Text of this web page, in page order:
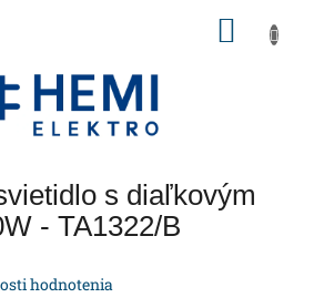
s diaľkovým
- TA1322/B
hodnotenia